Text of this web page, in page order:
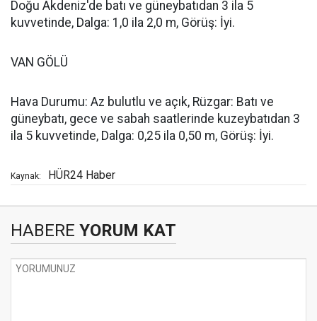
Doğu Akdeniz'de batı ve güneybatıdan 3 ila 5
kuvvetinde, Dalga: 1,0 ila 2,0 m, Görüş: İyi.
VAN GÖLÜ
Hava Durumu: Az bulutlu ve açık, Rüzgar: Batı ve
güneybatı, gece ve sabah saatlerinde kuzeybatıdan 3
ila 5 kuvvetinde, Dalga: 0,25 ila 0,50 m, Görüş: İyi.
Kaynak: HÜR24 Haber
HABERE YORUM KAT